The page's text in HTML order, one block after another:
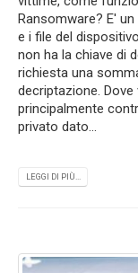
Ransomware? E'
e i file del
non ha la chiave di
richiesta una
decriptazione.
principalmente
privato dato...
LEGGI DI PIÙ...